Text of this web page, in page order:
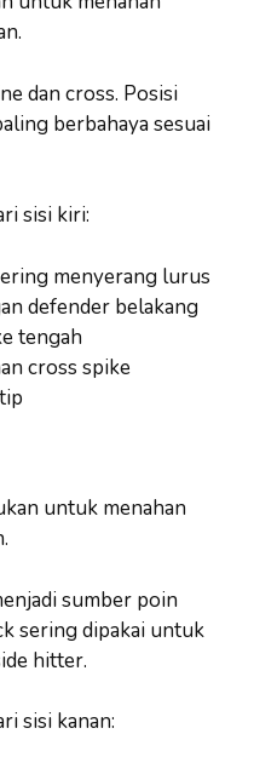
dan cross. Posisi
berbahaya sesuai
sisi kiri:
menyerang lurus
defender belakang
tengah
cross spike
untuk menahan
sumber poin
sering dipakai untuk
hitter.
sisi kanan: